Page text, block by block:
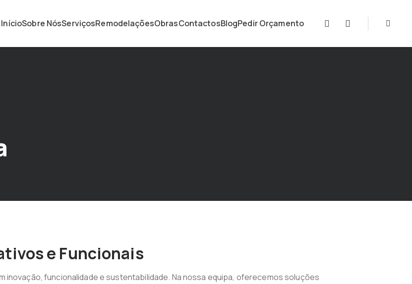
InícioSobre NósServiçosRemodelaçõesObrasContactosBlogPedir Orçamento
e Funcionais
inovação, funcionalidade e sustentabilidade. Na nossa equipa, oferecemos soluções